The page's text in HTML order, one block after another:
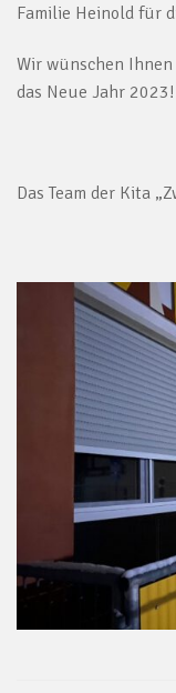
Familie Heinold für
Wir wünschen
das Neue Jahr 2023!
Das Team der Kita